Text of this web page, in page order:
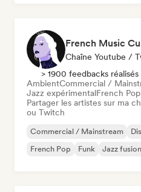
French Music
Chaîne Youtube /
> 1900 feedbacks réalisés
AmbientCommercial /
Jazz expérimentalFrench Pop
Partager les artistes sur ma
ou Twitch
Commercial / Mainstream
French Pop
Funk Jazz fusion